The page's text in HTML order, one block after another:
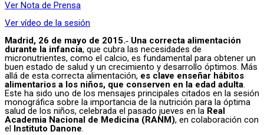
Ver Nota de Prensa
Ver vídeo de la sesión
Madrid, 26 de mayo de 2015.‐ Una correcta alimentación
durante la infancia, que cubra las necesidades de
micronutrientes, como el calcio, es fundamental para obtener un
buen estado de salud y un crecimiento y desarrollo óptimos. Más
allá de esta correcta alimentación, es clave enseñar hábitos
alimentarios a los niños, que conserven en la edad adulta.
Este ha sido uno de los mensajes principales citados en la sesión
monográfica sobre la importancia de la nutrición para la óptima
salud de los niños, celebrada el pasado jueves en la Real
Academia Nacional de Medicina (RANM), en colaboración con
el Instituto Danone.